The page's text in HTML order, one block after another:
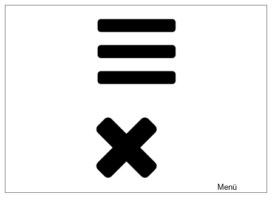
Menü